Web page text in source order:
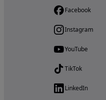
Facebook
Instagram
YouTube
TikTok
LinkedIn